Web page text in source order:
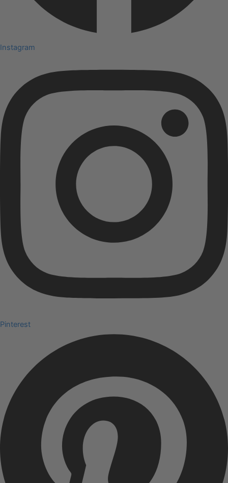
Instagram
Pinterest